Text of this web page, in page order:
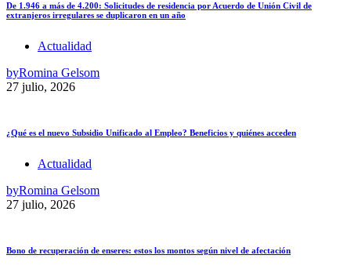
De 1.946 a más de 4.200: Solicitudes de residencia por Acuerdo de Unión Civil de
extranjeros irregulares se duplicaron en un año
Actualidad
byRomina Gelsom
27 julio, 2026
¿Qué es el nuevo Subsidio Unificado al Empleo? Beneficios y quiénes acceden
Actualidad
byRomina Gelsom
27 julio, 2026
Bono de recuperación de enseres: estos los montos según nivel de afectación